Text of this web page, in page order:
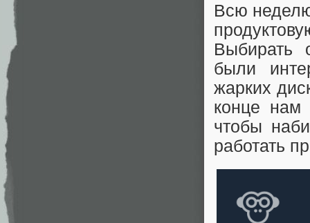
Всю
Выбирать
были
жарких
конце нам
чтобы
работать